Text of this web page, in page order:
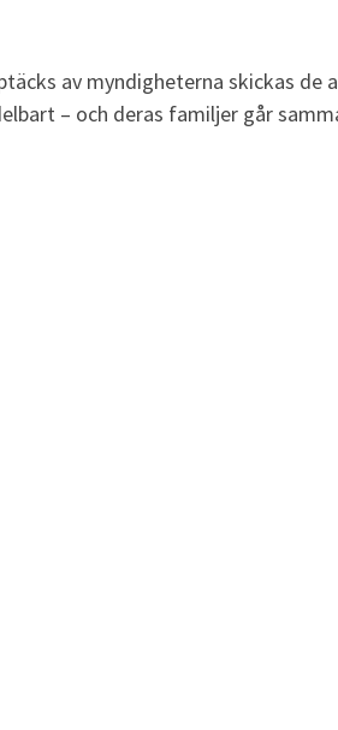
av myndigheterna skickas de
– och deras familjer går